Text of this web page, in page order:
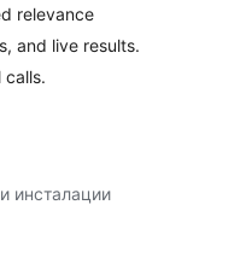
relevance
and live results.
calls.
инсталации